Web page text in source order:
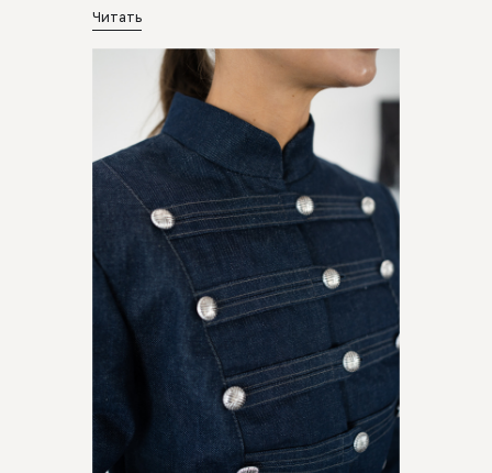
Читать